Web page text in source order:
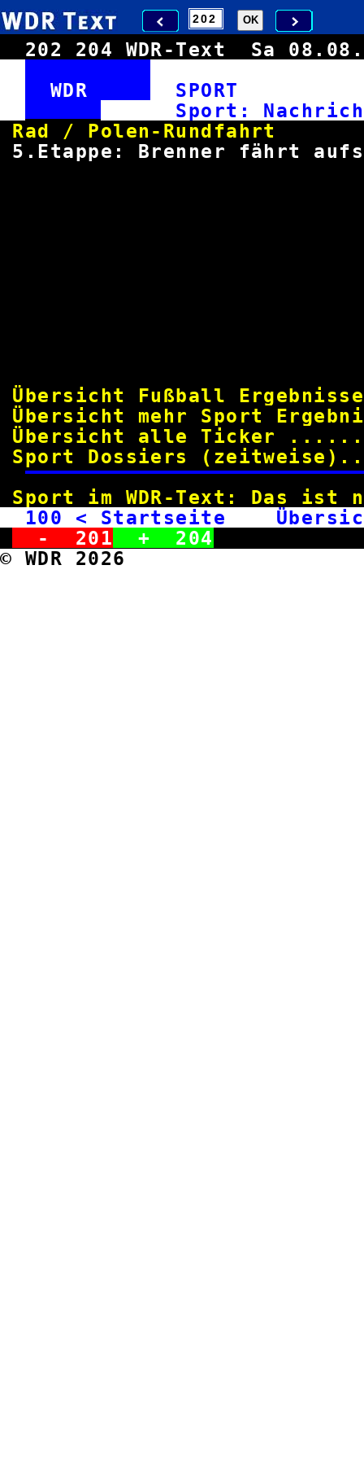
202 204 WDR-Text Sa
WDR
SPORT
Sport:
Rad / Polen-
5.Etappe: Brenner fährt
Übersicht Fußball
Übersicht mehr Sport
Übersicht alle Ticker
Sport Dossiers
Sport im WDR-Text: Das
100 < Startseite
- 201 + 204
© WDR 2026